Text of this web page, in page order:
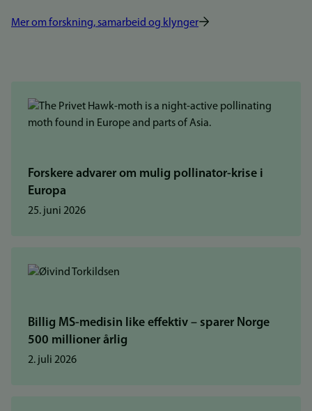
Mer om forskning, samarbeid og klynger
Forskere advarer om mulig pollinator-krise i
Europa
25. juni 2026
Billig MS-medisin like effektiv – sparer Norge
500 millioner årlig
2. juli 2026